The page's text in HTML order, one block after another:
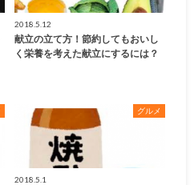
2018.5.12
献立の立て方！節約してもおいし
く栄養を考えた献立にするには？
グルメ
2018.5.1